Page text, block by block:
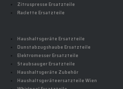
Zitruspresse Ersatzteile
Raclette Ersatzteile
Haushaltsgeräte Ersatzteile
Dunstabzugshaube Ersatzteile
Elektromesser Ersatzteile
Staubsauger Ersatzteile
Haushaltsgeräte Zubehör
Haushaltsgeräteersatzteile Wien